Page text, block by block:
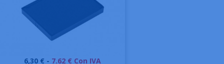
Precio
6,30 € - 7.62 € Con IVA